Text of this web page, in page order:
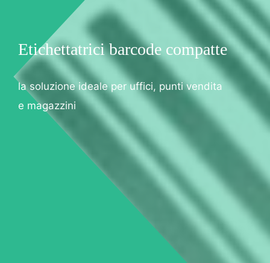
Etichettatrici barcode compatte
la soluzione ideale per uffici, punti vendita
e magazzini